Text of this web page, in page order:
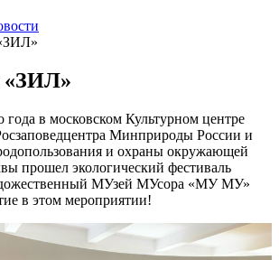
года в московском Культурном центре
Минприроды России и
и охраны окружающей
прошел экологический фестиваль
МУзей МУсора «МУ МУ»
в этом мероприятии!